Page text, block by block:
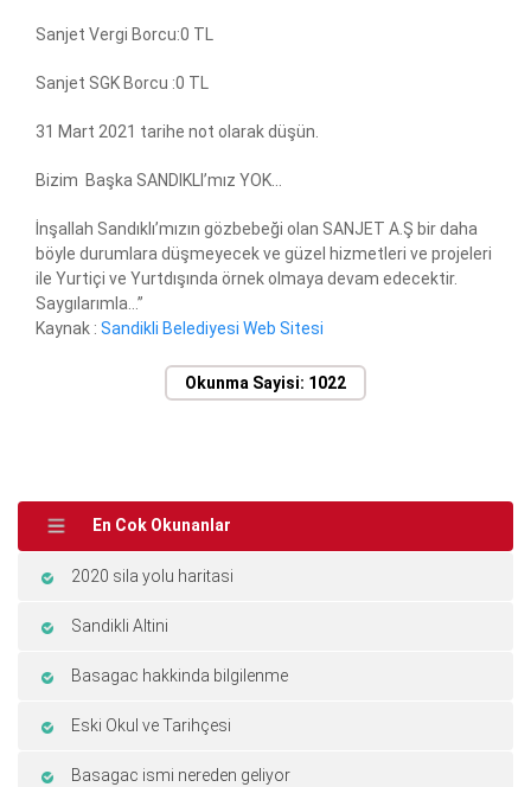
Sanjet Vergi Borcu:0 TL
Sanjet SGK Borcu :0 TL
31 Mart 2021 tarihe not olarak düşün.
Bizim Başka SANDIKLI’mız YOK…
İnşallah Sandıklı’mızın gözbebeği olan SANJET A.Ş bir daha
böyle durumlara düşmeyecek ve güzel hizmetleri ve projeleri
ile Yurtiçi ve Yurtdışında örnek olmaya devam edecektir.
Saygılarımla…”
Kaynak : Sandikli Belediyesi Web Sitesi
Okunma Sayisi: 1022
En Cok Okunanlar
2020 sila yolu haritasi
Sandikli Altini
Basagac hakkinda bilgilenme
Eski Okul ve Tarihçesi
Basagac ismi nereden geliyor